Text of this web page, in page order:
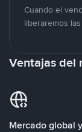
Cuando el
liberaremos
Ventajas del
Mercado global